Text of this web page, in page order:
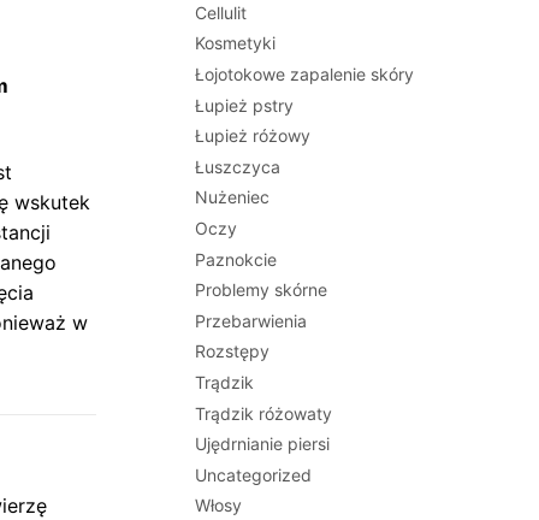
wskutek
w
Cellulit
Kosmetyki
Łojotokowe zapalenie skóry
Łupież pstry
Łupież różowy
Łuszczyca
Nużeniec
Oczy
Paznokcie
Problemy skórne
Przebarwienia
Rozstępy
Trądzik
Trądzik różowaty
Ujędrnianie piersi
Uncategorized
Włosy